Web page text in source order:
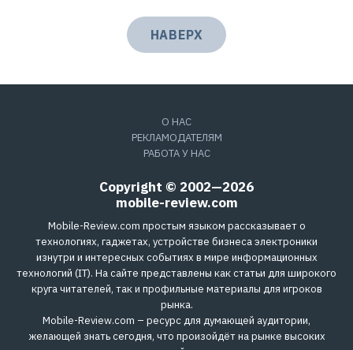
НАВЕРХ
О НАС
РЕКЛАМОДАТЕЛЯМ
РАБОТА У НАС
Copyright © 2002—2026
mobile-review.com
Mobile-Review.com простым языком рассказывает о
технологиях, гаджетах, устройстве бизнеса электроники
изнутри и интересных событиях в мире информационных
технологий (IT). На сайте представлены как статьи для широкого
круга читателей, так и профильные материалы для игроков
рынка.
Mobile-Review.com – ресурс для думающей аудитории,
желающей знать сегодня, что произойдёт на рынке высоких